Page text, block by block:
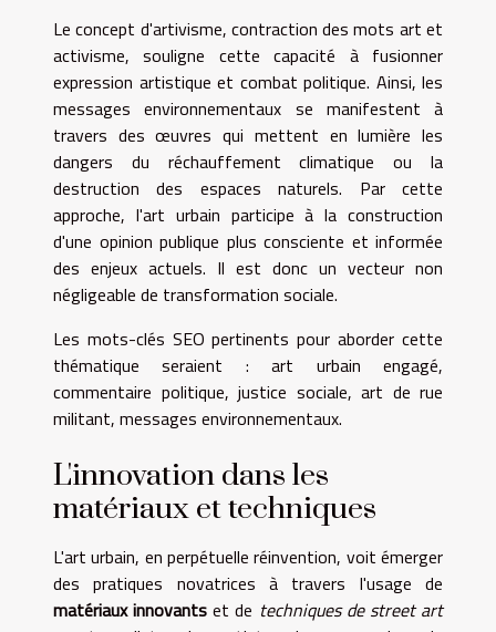
Le concept d'artivisme, contraction des mots art et
activisme, souligne cette capacité à fusionner
expression artistique et combat politique. Ainsi, les
messages environnementaux se manifestent à
travers des œuvres qui mettent en lumière les
dangers du réchauffement climatique ou la
destruction des espaces naturels. Par cette
approche, l'art urbain participe à la construction
d'une opinion publique plus consciente et informée
des enjeux actuels. Il est donc un vecteur non
négligeable de transformation sociale.
Les mots-clés SEO pertinents pour aborder cette
thématique seraient : art urbain engagé,
commentaire politique, justice sociale, art de rue
militant, messages environnementaux.
L'innovation dans les
matériaux et techniques
L'art urbain, en perpétuelle réinvention, voit émerger
des pratiques novatrices à travers l'usage de
matériaux innovants et de techniques de street art